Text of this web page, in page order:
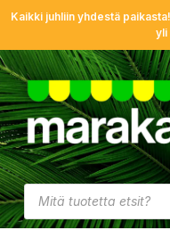
Kaikki juhliin yhdestä
yli